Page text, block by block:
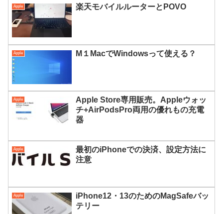
Apple 楽天モバイルルーターとPOVO
Apple M１MacでWindowsって使える？
Apple
Apple Store専用販売。Appleウォッ
チ+AirPodsPro両用の優れもの充電
器
Apple
最初のiPhoneでの決済、設定方法に
注意
Apple
iPhone12・13のためのMagSafeバッ
テリー